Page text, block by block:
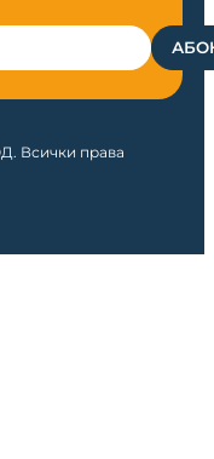
Всички права